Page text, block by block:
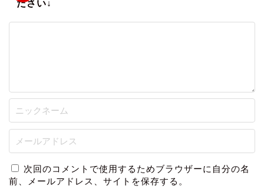
次回のコメントで使用するためブラウザーに自分の名
前、メールアドレス、サイトを保存する。